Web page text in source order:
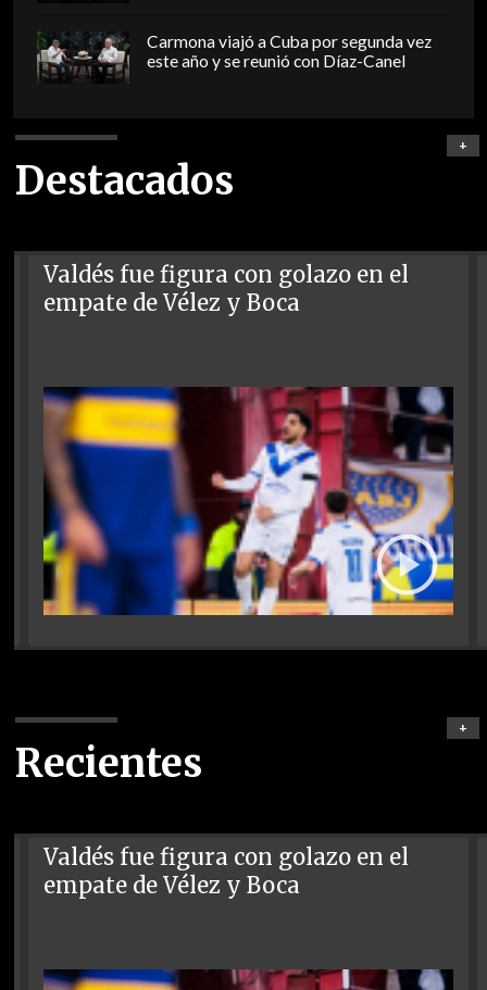
Carmona viajó a Cuba por segunda vez
este año y se reunió con Díaz-Canel
Destacados
+
Valdés fue figura con golazo en el
empate de Vélez y Boca
Recientes
+
Valdés fue figura con golazo en el
empate de Vélez y Boca